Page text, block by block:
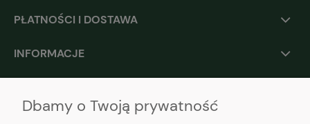
PŁATNOŚCI I DOSTAWA
INFORMACJE
Dbamy o Twoją prywatność